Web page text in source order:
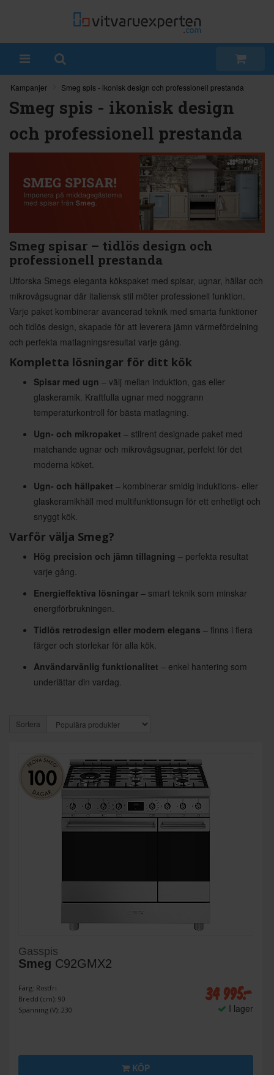
Kampanjer Smeg spis - ikonisk design och professionell prestanda
Smeg spis - ikonisk design
och professionell prestanda
Smeg spisar – tidlös design och
professionell prestanda
Utforska Smegs eleganta kökspaket med spisar, ugnar, hällar och
mikrovågsugnar där italiensk stil möter professionell funktion.
Varje paket kombinerar avancerad teknik med smarta funktioner
och tidlös design, skapade för att leverera jämn värmefördelning
och perfekta matlagningsresultat varje gång.
Kompletta lösningar för ditt kök
Spisar med ugn – välj mellan induktion, gas eller
glaskeramik. Kraftfulla ugnar med noggrann
temperaturkontroll för bästa matlagning.
Ugn- och mikropaket – stilrent designade paket med
matchande ugnar och mikrovågsugnar, perfekt för det
moderna köket.
Ugn- och hällpaket – kombinerar smidig induktions- eller
glaskeramikhäll med multifunktionsugn för ett enhetligt och
snyggt kök.
Varför välja Smeg?
Hög precision och jämn tillagning – perfekta resultat
varje gång.
Energieffektiva lösningar – smart teknik som minskar
energiförbrukningen.
Tidlös retrodesign eller modern elegans – finns i flera
färger och storlekar för alla kök.
Användarvänlig funktionalitet – enkel hantering som
underlättar din vardag.
Sortera
Gasspis
Smeg C92GMX2
Färg: Rostfri
Bredd (cm): 90
Spänning (V): 230
34 995:-
I lager
KÖP